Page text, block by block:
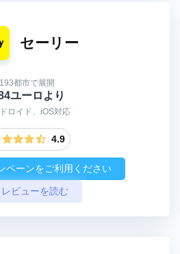
セーリー
193都市で展開
ユーロより
ロイド、iOS対応
4.9
ペーンをご利用ください
レビューを読む